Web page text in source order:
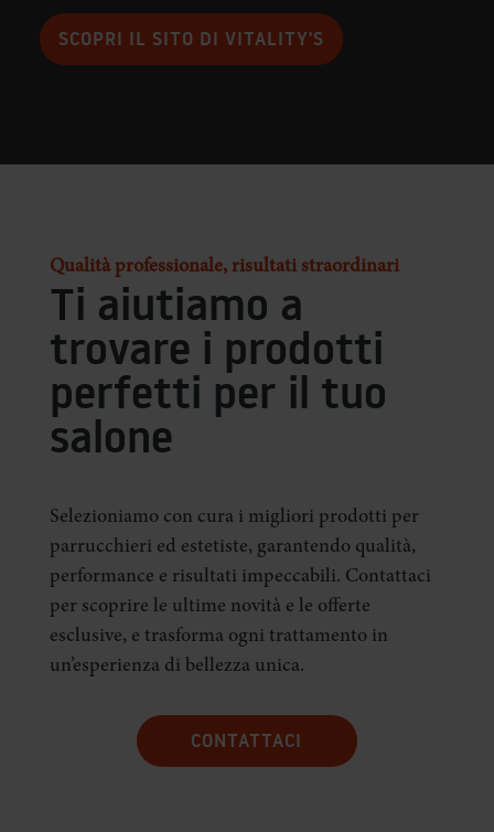
SCOPRI IL SITO DI VITALITY'S
Qualità professionale, risultati straordinari
Ti aiutiamo a
trovare i prodotti
perfetti per il tuo
salone
Selezioniamo con cura i migliori prodotti per
parrucchieri ed estetiste, garantendo qualità,
performance e risultati impeccabili. Contattaci
per scoprire le ultime novità e le offerte
esclusive, e trasforma ogni trattamento in
un’esperienza di bellezza unica.
CONTATTACI